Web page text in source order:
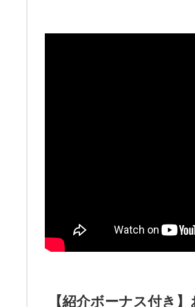
【紹介ボーナス付き